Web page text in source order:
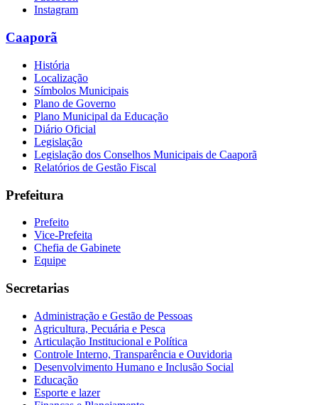
Instagram
Caaporã
História
Localização
Símbolos Municipais
Plano de Governo
Plano Municipal da Educação
Diário Oficial
Legislação
Legislação dos Conselhos Municipais de Caaporã
Relatórios de Gestão Fiscal
Prefeitura
Prefeito
Vice-Prefeita
Chefia de Gabinete
Equipe
Secretarias
Administração e Gestão de Pessoas
Agricultura, Pecuária e Pesca
Articulação Institucional e Política
Controle Interno, Transparência e Ouvidoria
Desenvolvimento Humano e Inclusão Social
Educação
Esporte e lazer